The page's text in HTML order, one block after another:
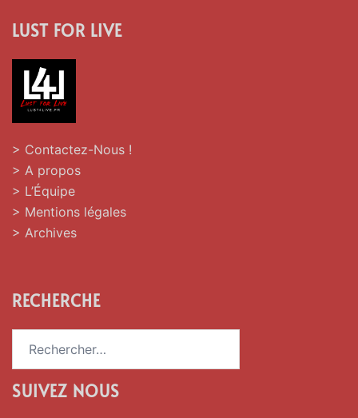
LUST FOR LIVE
> Contactez-Nous !
> A propos
> L’Équipe
> Mentions légales
> Archives
RECHERCHE
SUIVEZ NOUS